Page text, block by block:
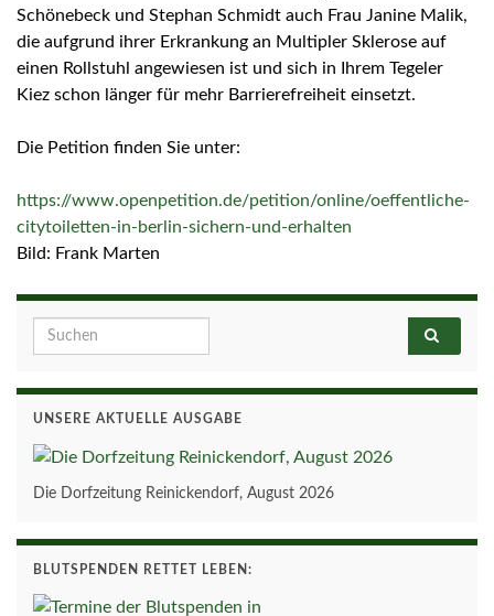
Schönebeck und Stephan Schmidt auch Frau Janine Malik,
die aufgrund ihrer Erkrankung an Multipler Sklerose auf
einen Rollstuhl angewiesen ist und sich in Ihrem Tegeler
Kiez schon länger für mehr Barrierefreiheit einsetzt.
Die Petition finden Sie unter:
https://www.openpetition.de/petition/online/oeffentliche-
citytoiletten-in-berlin-sichern-und-erhalten
Bild: Frank Marten
Search for:
UNSERE AKTUELLE AUSGABE
Die Dorfzeitung Reinickendorf, August 2026
BLUTSPENDEN RETTET LEBEN: